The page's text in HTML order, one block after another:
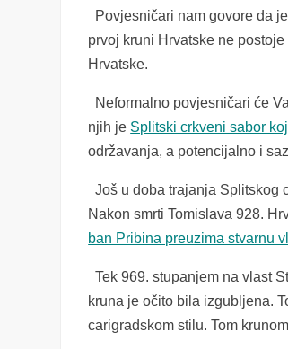
Povjesničari nam govore da
prvoj kruni Hrvatske ne
Hrvatske.
Neformalno povjesničari će
njih je Splitski crkveni sabor
održavanja, a potencijalno i
Još u doba trajanja Splitskog
Nakon smrti Tomislava 928.
ban Pribina preuzima stvarnu
Tek 969. stupanjem na vlast
kruna je očito bila izgubljena.
carigradskom stilu. Tom